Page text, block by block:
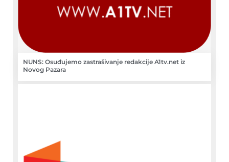
NUNS: Osuđujemo zastrašivanje redakcije A1tv.net iz
Novog Pazara